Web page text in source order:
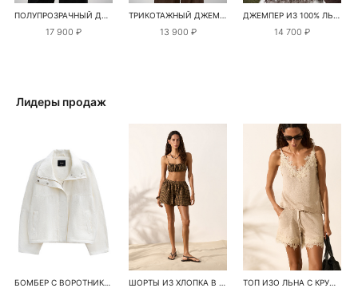
ПОЛУПРОЗРАЧНЫЙ ДЖЕМПЕР ИЗ 100% ЛЬНА
17 900 ₽
ТРИКОТАЖНЫЙ ДЖЕМПЕР ИЗ 100% ЛЬНА
13 900 ₽
ДЖЕМПЕР ИЗ 100% ЛЬНА С V-ОБРАЗНЫМ ВЫРЕЗОМ
14 700 ₽
Лидеры продаж
БОМБЕР С ВОРОТНИКОМ-СТОЙКОЙ ШОРТЫ ИЗ ХЛОПКА В КЛЕТКУ ТОП ИЗО ЛЬНА С КРУЖЕВОМ